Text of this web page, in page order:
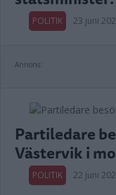
POLITIK 23 juni
Annons:
Partiledare
Västervik i
POLITIK 22 juni